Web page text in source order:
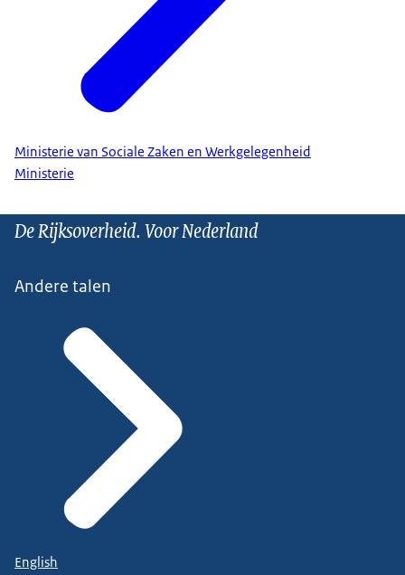
Ministerie van Sociale Zaken en Werkgelegenheid
Ministerie
De Rijksoverheid. Voor Nederland
Andere talen
English